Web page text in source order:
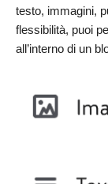
testo, immagini,
flessibilità, puoi
all’interno di un